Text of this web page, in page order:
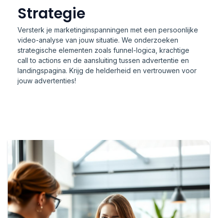
Strategie
Versterk je marketinginspanningen met een persoonlijke
video-analyse van jouw situatie. We onderzoeken
strategische elementen zoals funnel-logica, krachtige
call to actions en de aansluiting tussen advertentie en
landingspagina. Krijg de helderheid en vertrouwen voor
jouw advertenties!